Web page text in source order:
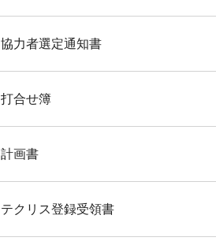
協力者選定通知書
打合せ簿
計画書
テクリス登録受領書